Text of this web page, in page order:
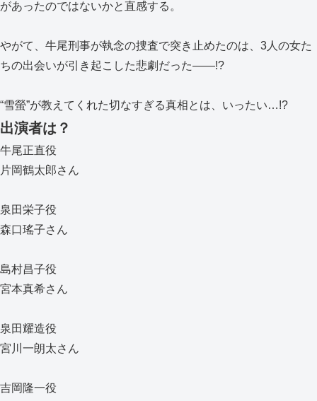
があったのではないかと直感する。
やがて、牛尾刑事が執念の捜査で突き止めたのは、3人の女た
ちの出会いが引き起こした悲劇だった――!?
“雪螢”が教えてくれた切なすぎる真相とは、いったい…!?
出演者は？
牛尾正直役
片岡鶴太郎さん
泉田栄子役
森口瑤子さん
島村昌子役
宮本真希さん
泉田耀造役
宮川一朗太さん
吉岡隆一役